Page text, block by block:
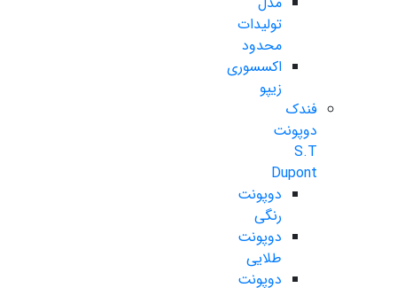
تولیدات
محدود
اکسسوری
زیپو
فندک
دوپونت
S.T
Dupont
دوپونت
رنگی
دوپونت
طلایی
دوپونت